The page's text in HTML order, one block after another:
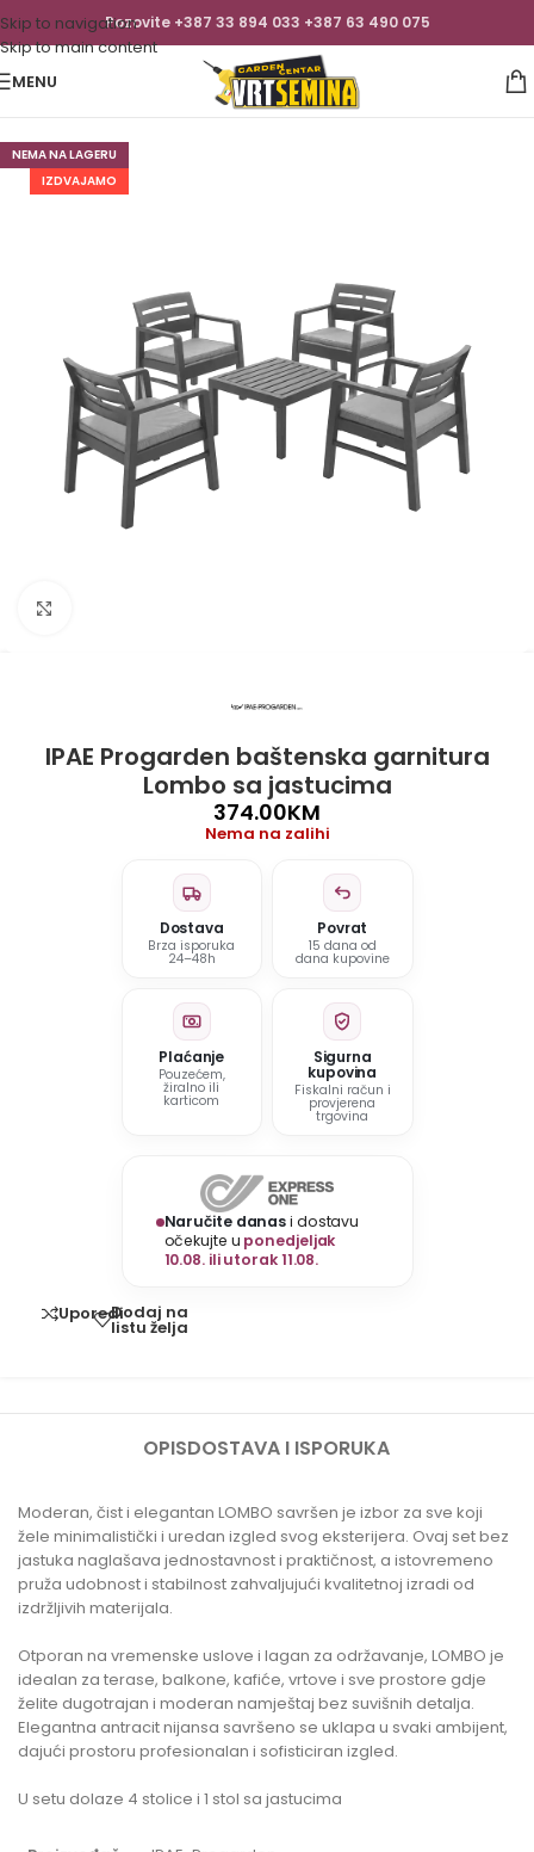
Skip to navigation
Skip to main content
Pozovite +387 33 894 033 +387 63 490 075
MENU
NEMA NA LAGERU
IZDVAJAMO
IPAE Progarden baštenska garnitura
Lombo sa jastucima
374.00KM
Nema na zalihi
Dostava
Brza isporuka
24–48h
Povrat
15 dana od
dana kupovine
Plaćanje
Pouzećem,
žiralno ili
karticom
Sigurna
kupovina
Fiskalni račun i
provjerena
trgovina
Naručite danasi dostavu
očekujte u ponedjeljak
10.08. ili utorak 11.08.
UporediDodaj na
listu želja
OPISDOSTAVA I ISPORUKA
Moderan, čist i elegantan LOMBO savršen je izbor za sve koji
žele minimalistički i uredan izgled svog eksterijera. Ovaj set bez
jastuka naglašava jednostavnost i praktičnost, a istovremeno
pruža udobnost i stabilnost zahvaljujući kvalitetnoj izradi od
izdržljivih materijala.
Otporan na vremenske uslove i lagan za održavanje, LOMBO je
idealan za terase, balkone, kafiće, vrtove i sve prostore gdje
želite dugotrajan i moderan namještaj bez suvišnih detalja.
Elegantna antracit nijansa savršeno se uklapa u svaki ambijent,
dajući prostoru profesionalan i sofisticiran izgled.
U setu dolaze 4 stolice i 1 stol sa jastucima